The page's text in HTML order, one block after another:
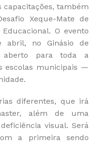
capacitações, também
Xeque-Mate de
O evento
no Ginásio de
para toda a
escolas municipais —
diferentes, que irá
além de uma
visual. Será
a primeira sendo